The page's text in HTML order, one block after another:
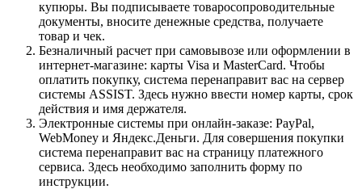
купюры. Вы подписываете товаросопроводительные
документы, вносите денежные средства, получаете
товар и чек.
Безналичный расчет при самовывозе или оформлении в
интернет-магазине: карты Visa и MasterCard. Чтобы
оплатить покупку, система перенаправит вас на сервер
системы ASSIST. Здесь нужно ввести номер карты, срок
действия и имя держателя.
Электронные системы при онлайн-заказе: PayPal,
WebMoney и Яндекс.Деньги. Для совершения покупки
система перенаправит вас на страницу платежного
сервиса. Здесь необходимо заполнить форму по
инструкции.